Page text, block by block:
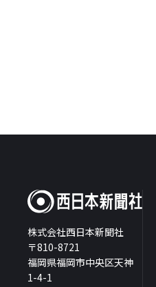
株式会社西日本新聞社
〒810-8721
福岡県福岡市中央区天神
1-4-1